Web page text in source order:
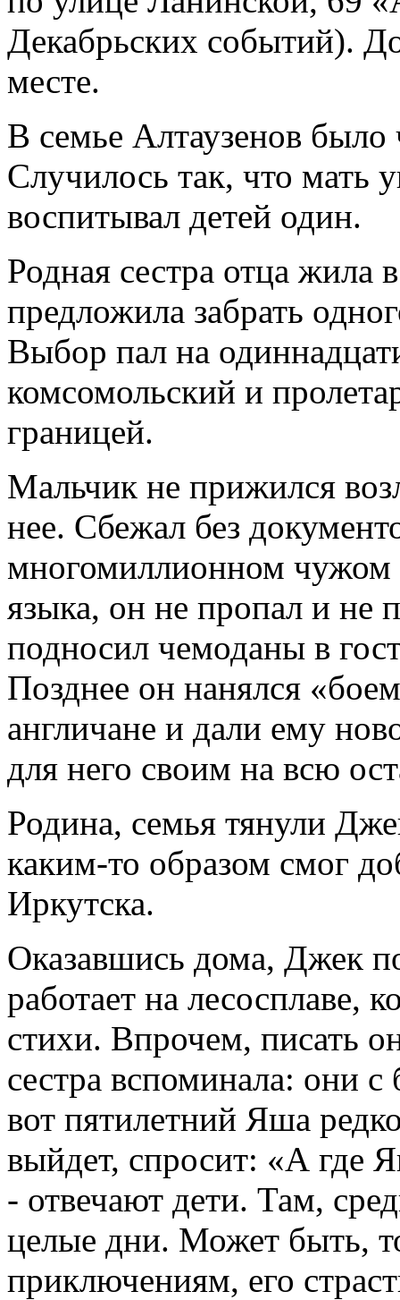
Декабрьских событий).
месте.
В семье Алтаузенов было
Случилось так, что мать
воспитывал детей один.
Родная сестра отца жила
предложила забрать
Выбор пал на
комсомольский и
границей.
Мальчик не прижился
нее. Сбежал без
многомиллионном чужом
языка, он не пропал и не
подносил чемоданы в
Позднее он нанялся
англичане и дали ему
для него своим на всю
Родина, семья тянули
каким-то образом смог
Иркутска.
Оказавшись дома, Джек
работает на лесосплаве,
стихи. Впрочем, писать
сестра вспоминала: они
вот пятилетний Яша
выйдет, спросит: «А где
- отвечают дети. Там,
целые дни. Может быть,
приключениям, его